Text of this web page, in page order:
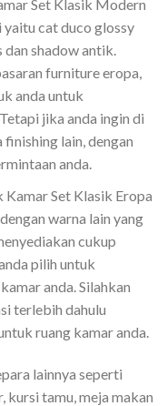
Set Klasik Modern
yaitu cat duco glossy
shadow antik.
furniture eropa,
anda untuk
jika anda ingin di
lain, dengan
anda.
Kamar Set Klasik Eropa
warna lain yang
cukup
pilih untuk
anda. Silahkan
terlebih dahulu
ruang kamar anda.
lainnya seperti
kursi tamu, meja makan